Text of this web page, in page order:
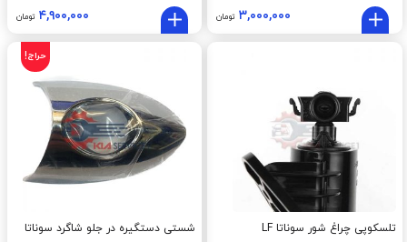
۳,۰۰۰,۰۰۰ تومان ۴,۹۰۰,۰۰۰ تومان
تلسکوپی چراغ شور سوناتا LF
حراج!
شستی دستگیره در جلو شاگرد سوناتا